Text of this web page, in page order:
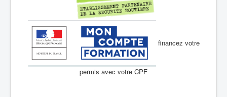
financez votre
permis avec votre CPF